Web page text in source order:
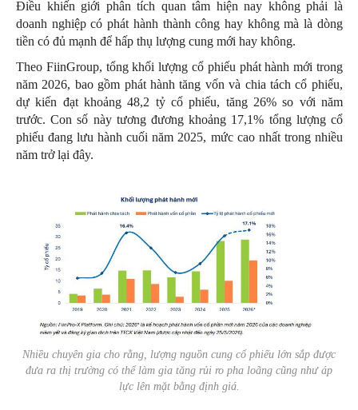
Điều khiến giới phân tích quan tâm hiện nay không phải là
doanh nghiệp có phát hành thành công hay không mà là dòng
tiền có đủ mạnh để hấp thụ lượng cung mới hay không.
Theo FiinGroup, tổng khối lượng cổ phiếu phát hành mới trong
năm 2026, bao gồm phát hành tăng vốn và chia tách cổ phiếu,
dự kiến đạt khoảng 48,2 tỷ cổ phiếu, tăng 26% so với năm
trước. Con số này tương đương khoảng 17,1% tổng lượng cổ
phiếu đang lưu hành cuối năm 2025, mức cao nhất trong nhiều
năm trở lại đây.
Nhiều chuyên gia cho rằng, lượng nguồn cung cổ phiếu lớn sắp được
đưa ra thị trường có thể làm gia tăng rủi ro pha loãng cũng như áp
lực lên mặt bằng định giá.